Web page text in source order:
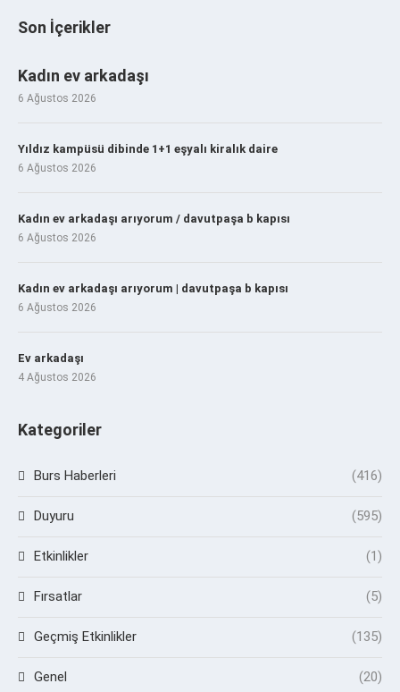
Son İçerikler
Kadın ev arkadaşı
6 Ağustos 2026
Yıldız kampüsü dibinde 1+1 eşyalı kiralık daire
6 Ağustos 2026
Kadın ev arkadaşı arıyorum / davutpaşa b kapısı
6 Ağustos 2026
Kadın ev arkadaşı arıyorum | davutpaşa b kapısı
6 Ağustos 2026
Ev arkadaşı
4 Ağustos 2026
Kategoriler
Burs Haberleri (416)
Duyuru (595)
Etkinlikler (1)
Fırsatlar (5)
Geçmiş Etkinlikler (135)
Genel (20)